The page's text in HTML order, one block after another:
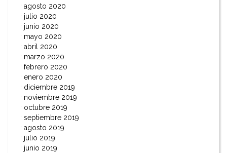
agosto 2020
julio 2020
junio 2020
mayo 2020
abril 2020
marzo 2020
febrero 2020
enero 2020
diciembre 2019
noviembre 2019
octubre 2019
septiembre 2019
agosto 2019
julio 2019
junio 2019